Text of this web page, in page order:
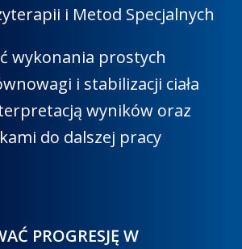
i Metod Specjalnych
wykonania prostych
i stabilizacji ciała
wyników oraz
do dalszej pracy
PROGRESJĘ W